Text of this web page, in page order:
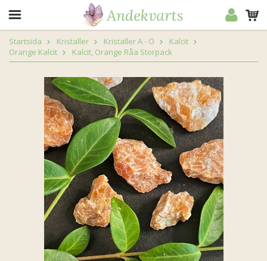
Startsida Kristaller Kristaller A - Ö
Kalcit
Orange Kalcit
Kalcit, Orange Råa Storpack